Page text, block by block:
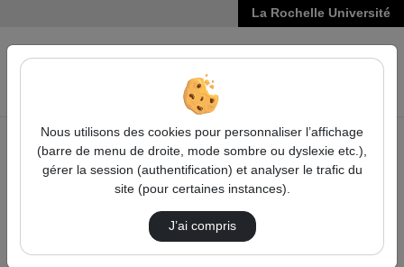
La Rochelle Université
VIDÉOS
Accueil Contactez nous
Contactez nous
Votre message
Cocher
cette case
(obligatoire)
Nous utilisons des cookies pour personnaliser l’affichage
(barre de menu de droite, mode sombre ou dyslexie etc.),
gérer la session (authentification) et analyser le trafic du
site (pour certaines instances).
J’ai compris